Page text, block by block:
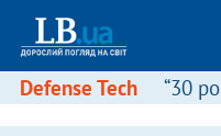
Defense Tech “30